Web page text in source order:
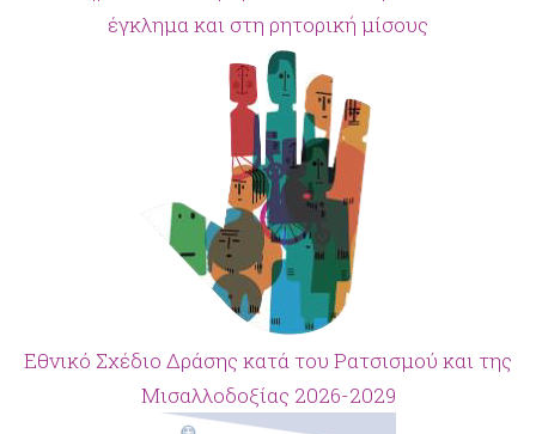
έγκλημα και στη ρητορική μίσους
Εθνικό Σχέδιο Δράσης κατά του Ρατσισμού και της
Μισαλλοδοξίας 2026-2029